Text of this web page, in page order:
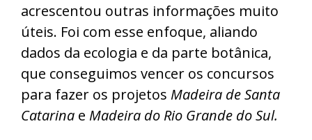
acrescentou outras informações muito
úteis. Foi com esse enfoque, aliando
dados da ecologia e da parte botânica,
que conseguimos vencer os concursos
para fazer os projetos Madeira de Santa
Catarina e Madeira do Rio Grande do Sul.